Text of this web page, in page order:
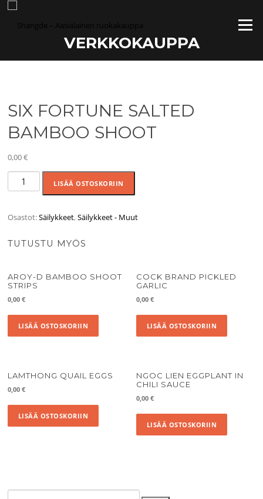
Valikko
VERKKOKAUPPA
SIX FORTUNE SALTED
BAMBOO SHOOT
0,00€
FORTUNE
BAMBOO
määrä
LISÄÄ OSTOSKORIIN
Osastot:Säilykkeet,Säilykkeet - Muut
TUTUSTU MYÖS
AROY-D BAMBOO SHOOT
STRIPS
0,00€
LISÄÄ OSTOSKORIIN
COCK BRAND PICKLED
GARLIC
0,00€
LISÄÄ OSTOSKORIIN
LAMTHONG QUAIL EGGS
0,00€
LISÄÄ OSTOSKORIIN
NGOC LIEN EGGPLANT IN
CHILI SAUCE
0,00€
LISÄÄ OSTOSKORIIN